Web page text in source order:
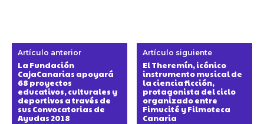
Artículo anterior
La Fundación
CajaCanarias apoyará
68 proyectos
educativos, culturales y
deportivos a través de
sus Convocatorias de
Ayudas 2018
Artículo siguiente
El Theremín, icónico
instrumento musical de
la ciencia ficción,
protagonista del ciclo
organizado entre
Fimucité y Filmoteca
Canaria